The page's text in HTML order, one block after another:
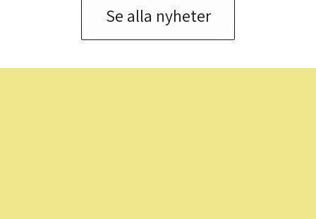
Se alla nyheter